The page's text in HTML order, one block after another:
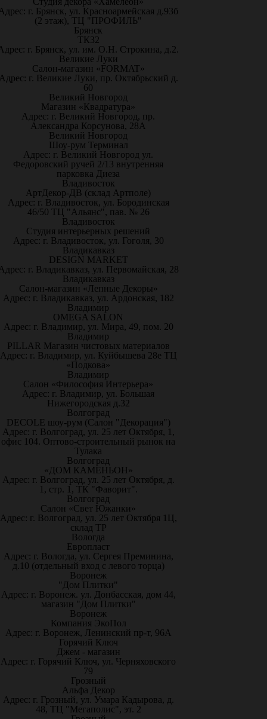
г. Брянск, ул. Красноармейская д.93б
(2 этаж), ТЦ "ПРОФИЛЬ"
Брянск
ТК32
г. Брянск, ул. им. О.Н. Строкина, д.2.
Великие Луки
Салон-магазин «FORMAT»
г. Великие Луки, пр. Октябрьский д.
60
Великий Новгород
Магазин «Квадратура»
Адрес: г. Великий Новгород, пр.
Александра Корсунова, 28А
Великий Новгород
Шоу-рум Терминал
Адрес: г. Великий Новгород ул.
Федоровский ручей 2/13 внутренняя
парковка Диеза
Владивосток
АртДекор-ДВ (склад Артполе)
Адрес: г. Владивосток, ул. Бородинская
46/50 ТЦ "Альянс", пав. № 26
Владивосток
Студия интерьерных решений
Адрес: г. Владивосток, ул. Гоголя, 30
Владикавказ
DESIGN MARKET
г. Владикавказ, ул. Первомайская, 28
Владикавказ
Салон-магазин «Лепные Декоры»
Адрес: г. Владикавказ, ул. Ардонская, 182
Владимир
OMEGA SALON
Адрес: г. Владимир, ул. Мира, 49, пом. 20
Владимир
PILLAR Магазин чистовых материалов
Адрес: г. Владимир, ул. Куйбышева 28е ТЦ
«Подкова»
Владимир
Салон «Философия Интерьера»
Адрес: г. Владимир, ул. Большая
Нижегородская д.32
Волгоград
DECOLE шоу-рум (Салон "Декорация")
Адрес: г. Волгоград, ул. 25 лет Октября, 1,
офис 104. Оптово-строительный рынок на
Тулака
Волгоград
«ДОМ КАМЕНЬОН»
Адрес: г. Волгоград, ул. 25 лет Октября, д.
1, стр. 1, ТК "Фаворит".
Волгоград
Салон «Свет Южанки»
Адрес: г. Волгоград, ул. 25 лет Октября 1Ц,
склад ТР
Вологда
Европласт
Адрес: г. Вологда, ул. Сергея Преминина,
д.10 (отдельный вход с левого торца)
Воронеж
"Дом Плитки"
Адрес: г. Воронеж. ул. Донбасская, дом 44,
магазин "Дом Плитки"
Воронеж
Компания ЭкоПол
Адрес: г. Воронеж, Ленинский пр-т, 96А
Горячий Ключ
Джем - магазин
Адрес: г. Горячий Ключ, ул. Черняховского
79
Грозный
Альфа Декор
Адрес: г. Грозный, ул. Умара Кадырова, д.
48, ТЦ "Мегаполис", эт. 2